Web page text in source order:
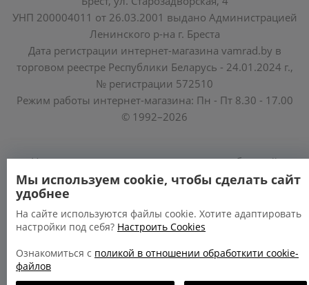
УНП 200004011 от 26.03.2001 выдано Администрацией
Ленинского р-на г. Бреста
Дата регистрации интернет-магазина vamrad.by в
торговом реестре Республики Беларусь - 24.01.2024 г.,
№ регистрации 572510
Режим работы интернет-магазина: Пн - Пт 8.30 - 17.00
© 1992–2026
Уполномоченные по защите прав потребителей
облисполкомов, Минского горисполкома:
https://www.mart.gov.by/activity/zashchita-prav-
potrebiteley/
БРЕСТСКАЯ ОБЛАСТЬ тел. (80162) 26 97 69;
Мы используем cookie, чтобы сделать сайт
удобнее
На сайте используются файлы cookie. Хотите адаптировать
настройки под себя? Настроить Cookies
Ознакомиться с поликой в отношении обработкити cookie-
файлов